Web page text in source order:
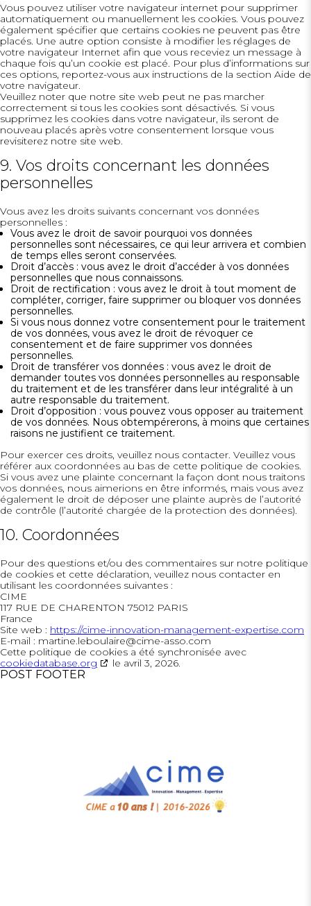
Vous pouvez utiliser votre navigateur internet pour supprimer
automatiquement ou manuellement les cookies. Vous pouvez
également spécifier que certains cookies ne peuvent pas être
placés. Une autre option consiste à modifier les réglages de
votre navigateur Internet afin que vous receviez un message à
chaque fois qu’un cookie est placé. Pour plus d’informations sur
ces options, reportez-vous aux instructions de la section Aide de
votre navigateur.
Veuillez noter que notre site web peut ne pas marcher
correctement si tous les cookies sont désactivés. Si vous
supprimez les cookies dans votre navigateur, ils seront de
nouveau placés après votre consentement lorsque vous
revisiterez notre site web.
9. Vos droits concernant les données
personnelles
Vous avez les droits suivants concernant vos données
personnelles :
Vous avez le droit de savoir pourquoi vos données
personnelles sont nécessaires, ce qui leur arrivera et combien
de temps elles seront conservées.
Droit d’accès : vous avez le droit d’accéder à vos données
personnelles que nous connaissons.
Droit de rectification : vous avez le droit à tout moment de
compléter, corriger, faire supprimer ou bloquer vos données
personnelles.
Si vous nous donnez votre consentement pour le traitement
de vos données, vous avez le droit de révoquer ce
consentement et de faire supprimer vos données
personnelles.
Droit de transférer vos données : vous avez le droit de
demander toutes vos données personnelles au responsable
du traitement et de les transférer dans leur intégralité à un
autre responsable du traitement.
Droit d’opposition : vous pouvez vous opposer au traitement
de vos données. Nous obtempérerons, à moins que certaines
raisons ne justifient ce traitement.
Pour exercer ces droits, veuillez nous contacter. Veuillez vous
référer aux coordonnées au bas de cette politique de cookies.
Si vous avez une plainte concernant la façon dont nous traitons
vos données, nous aimerions en être informés, mais vous avez
également le droit de déposer une plainte auprès de l’autorité
de contrôle (l’autorité chargée de la protection des données).
10. Coordonnées
Pour des questions et/ou des commentaires sur notre politique
de cookies et cette déclaration, veuillez nous contacter en
utilisant les coordonnées suivantes :
CIME
117 RUE DE CHARENTON 75012 PARIS
France
Site web : https://cime-innovation-management-expertise.com
E-mail : martine.leboulaire@cime-asso.com
Cette politique de cookies a été synchronisée avec
cookiedatabase.org
le avril 3, 2026.
POST FOOTER